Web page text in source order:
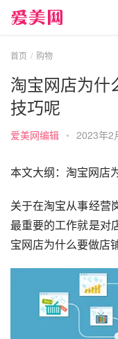
首页 购物
淘宝网店为什
技巧呢
爱美网编辑 • 2023年2
本文大纲：淘宝网店
关于在淘宝从事经营
最重要的工作就是对
宝网店为什么要做店